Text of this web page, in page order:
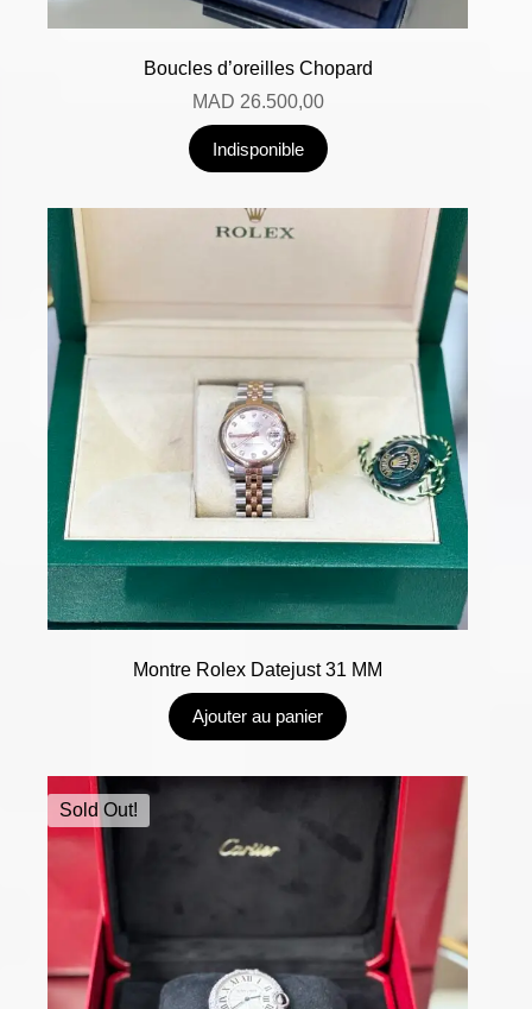
Boucles d’oreilles Chopard
MAD 26.500,00
Indisponible
Montre Rolex Datejust 31 MM
Ajouter au panier
Sold Out!